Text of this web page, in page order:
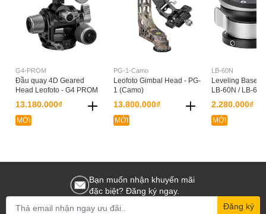
G4-PROM
Đầu quay 4D Geared
Head Leofoto - G4 PROM
13.180.000₫
MỚI
PG-1-Camo
Leofoto Gimbal Head - PG-
1 (Camo)
13.800.000₫
MỚI
LB-60N
Leveling Base
LB-60N / LB-65
2.280.000₫
MỚI
Bạn muốn nhận khuyến mãi
đặc biệt? Đăng ký ngay.
Đăng ký